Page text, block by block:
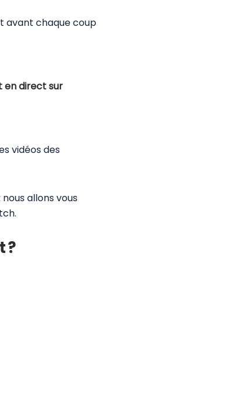
avant chaque coup
en direct sur
vidéos des
allons vous
?